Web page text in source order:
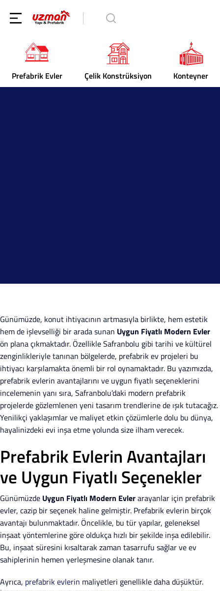
Prefabrik Evler Çelik Konstrüksiyon Konteyner
Günümüzde, konut ihtiyacının artmasıyla birlikte, hem estetik
hem de işlevselliği bir arada sunan Uygun Fiyatlı Modern Evler
ön plana çıkmaktadır. Özellikle Safranbolu gibi tarihi ve kültürel
zenginlikleriyle tanınan bölgelerde, prefabrik ev projeleri bu
ihtiyacı karşılamakta önemli bir rol oynamaktadır. Bu yazımızda,
prefabrik evlerin avantajlarını ve uygun fiyatlı seçeneklerini
incelemenin yanı sıra, Safranbolu’daki modern prefabrik
projelerde gözlemlenen yeni tasarım trendlerine de ışık tutacağız.
Yenilikçi yaklaşımlar ve maliyet etkin çözümlerle dolu bu dünya,
hayalinizdeki evi inşa etme yolunda size ilham verecek.
Prefabrik Evlerin Avantajları
ve Uygun Fiyatlı Seçenekler
Günümüzde Uygun Fiyatlı Modern Evlerarayanlar için prefabrik
evler, cazip bir seçenek haline gelmiştir. Prefabrik evlerin birçok
avantajı bulunmaktadır. Öncelikle, bu tür yapılar, geleneksel
inşaat yöntemlerine göre oldukça hızlı bir şekilde inşa edilebilir.
Bu, inşaat süresini kısaltarak zaman tasarrufu sağlar ve ev
sahiplerinin hemen yerleşmesine olanak tanır.
Ayrıca, prefabrik evlerin maliyetleri genellikle daha düşüktür.